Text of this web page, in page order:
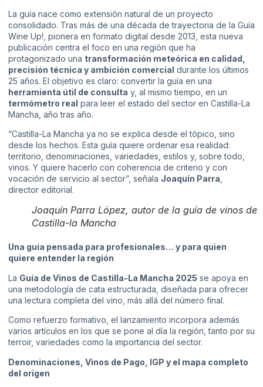
La guía nace como extensión natural de un proyecto
consolidado. Tras más de una década de trayectoria de la Guía
Wine Up!, pionera en formato digital desde 2013, esta nueva
publicación centra el foco en una región que ha
protagonizado una transformación meteórica en calidad,
precisión técnica y ambición comercial durante los últimos
25 años. El objetivo es claro: convertir la guía en una
herramienta útil de consulta y, al mismo tiempo, en un
termómetro real para leer el estado del sector en Castilla-La
Mancha, año tras año.
“Castilla-La Mancha ya no se explica desde el tópico, sino
desde los hechos. Esta guía quiere ordenar esa realidad:
territorio, denominaciones, variedades, estilos y, sobre todo,
vinos. Y quiere hacerlo con coherencia de criterio y con
vocación de servicio al sector”, señala Joaquín Parra
director editorial.
Joaquín Parra López, autor de la guía de vinos de
Castilla-la Mancha
Una guía pensada para profesionales… y para quien
quiere entender la región
La Guía de Vinos de Castilla-La Mancha 2025 se apoya en
una metodología de cata estructurada, diseñada para ofrecer
una lectura completa del vino, más allá del número final.
Como refuerzo formativo, el lanzamiento incorpora además
varios artículos en los que se pone al día la región, tanto por su
terroir, variedades como la importancia del sector.
Denominaciones, Vinos de Pago, IGP y el mapa completo
del origen